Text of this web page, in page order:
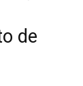
de